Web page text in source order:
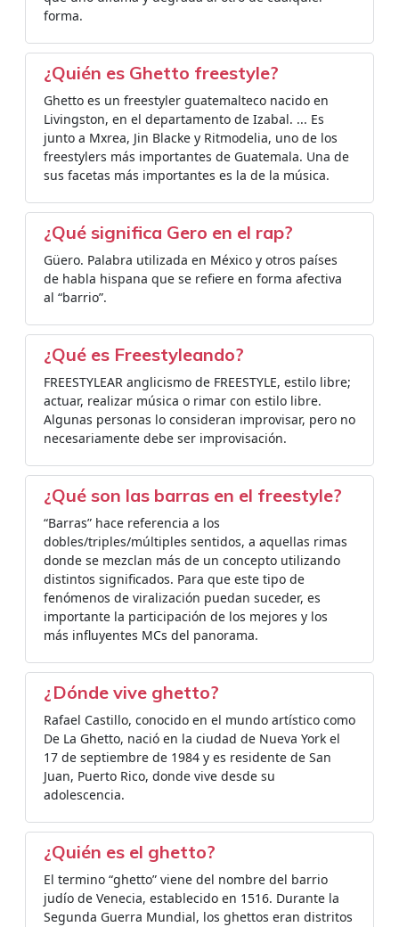
forma.
¿Quién es Ghetto freestyle?
Ghetto es un freestyler guatemalteco nacido en
Livingston, en el departamento de Izabal. ... Es
junto a Mxrea, Jin Blacke y Ritmodelia, uno de los
freestylers más importantes de Guatemala. Una de
sus facetas más importantes es la de la música.
¿Qué significa Gero en el rap?
Güero. Palabra utilizada en México y otros países
de habla hispana que se refiere en forma afectiva
al “barrio”.
¿Qué es Freestyleando?
FREESTYLEAR anglicismo de FREESTYLE, estilo libre;
actuar, realizar música o rimar con estilo libre.
Algunas personas lo consideran improvisar, pero no
necesariamente debe ser improvisación.
¿Qué son las barras en el freestyle?
“Barras” hace referencia a los
dobles/triples/múltiples sentidos, a aquellas rimas
donde se mezclan más de un concepto utilizando
distintos significados. Para que este tipo de
fenómenos de viralización puedan suceder, es
importante la participación de los mejores y los
más influyentes MCs del panorama.
¿Dónde vive ghetto?
Rafael Castillo, conocido en el mundo artístico como
De La Ghetto, nació en la ciudad de Nueva York el
17 de septiembre de 1984 y es residente de San
Juan, Puerto Rico, donde vive desde su
adolescencia.
¿Quién es el ghetto?
El termino “ghetto” viene del nombre del barrio
judío de Venecia, establecido en 1516. Durante la
Segunda Guerra Mundial, los ghettos eran distritos